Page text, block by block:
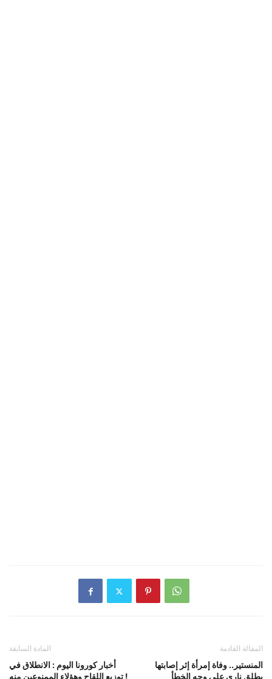
المادة السابقة
أخبار كورونا اليوم : الانطلاق في
توزيع اللقاح وهؤلاء الممنوعين منه !
المقالة القادمة
المنستير.. وفاة إمرأة إثر إصابتها
بطلق ناري على وجه الخطأ